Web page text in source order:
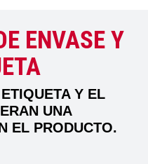
ENVASE Y
Y EL
UNA
EL PRODUCTO.